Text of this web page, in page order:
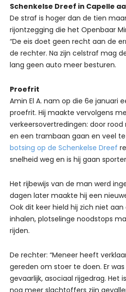
Schenkelse Dreef in Capelle
De straf is hoger dan de tien
rijontzegging die het Openbaar
“De eis doet geen recht aan de
de rechter. Na zijn celstraf mag
lang geen auto meer besturen.
Proefrit
Amin El A. nam op die 6e januari
proefrit. Hij maakte vervolgens
verkeersovertredingen: door
en een trambaan gaan en veel te
botsing op de Schenkelse Dreef
snelheid weg en is hij gaan
Het rijbewijs van de man werd
dagen later maakte hij een
Ook dit keer hield hij zich niet
inhalen, plotselinge noodstops
rijden.
De rechter: “Meneer heeft
gereden om stoer te doen. Er
gevaarlijk, asociaal rijgedrag. Het
nog meer slachtoffers zijn